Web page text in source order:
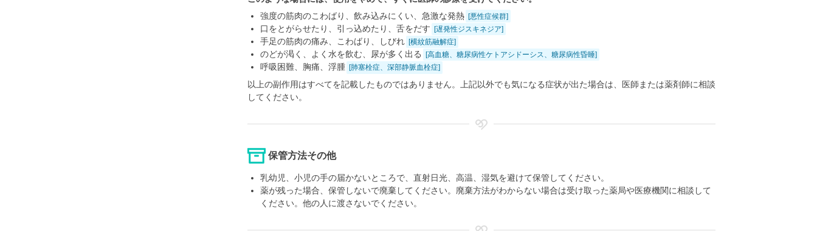
強度の筋肉のこわばり、飲み込みにくい、急激な発熱 [悪性症候群]
口をとがらせたり、引っ込めたり、舌をだす [遅発性ジスキネジア]
手足の筋肉の痛み、こわばり、しびれ [横紋筋融解症]
のどが渇く、よく水を飲む、尿が多く出る [高血糖、糖尿病性ケトアシドーシス、糖尿病性昏睡]
呼吸困難、胸痛、浮腫 [肺塞栓症、深部静脈血栓症]
以上の副作用はすべてを記載したものではありません。上記以外でも気になる症状が出た場合は、医師または薬剤師に相談
してください。
保管方法その他
乳幼児、小児の手の届かないところで、直射日光、高温、湿気を避けて保管してください。
薬が残った場合、保管しないで廃棄してください。廃棄方法がわからない場合は受け取った薬局や医療機関に相談して
ください。他の人に渡さないでください。